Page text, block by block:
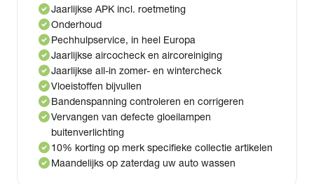
check_circleJaarlijkse APK incl. roetmeting
check_circleOnderhoud
check_circlePechhulpservice, in heel Europa
check_circleJaarlijkse aircocheck en aircoreiniging
check_circleJaarlijkse all-in zomer- en wintercheck
check_circleVloeistoffen bijvullen
check_circleBandenspanning controleren en corrigeren
check_circleVervangen van defecte gloeilampen
buitenverlichting
check_circle10% korting op merk specifieke collectie artikelen
check_circleMaandelijks op zaterdag uw auto wassen